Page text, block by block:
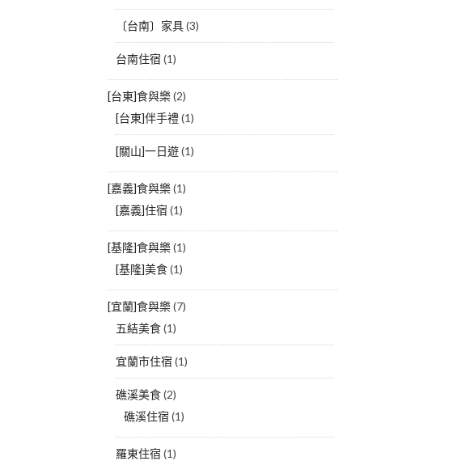
〔台南〕家具(3)
台南住宿 (1)
[台東]食與樂(2)
[台東]伴手禮(1)
[關山]一日遊(1)
[嘉義]食與樂(1)
[嘉義]住宿 (1)
[基隆]食與樂(1)
[基隆]美食(1)
[宜蘭]食與樂(7)
五結美食(1)
宜蘭市住宿 (1)
礁溪美食(2)
礁溪住宿 (1)
羅東住宿 (1)